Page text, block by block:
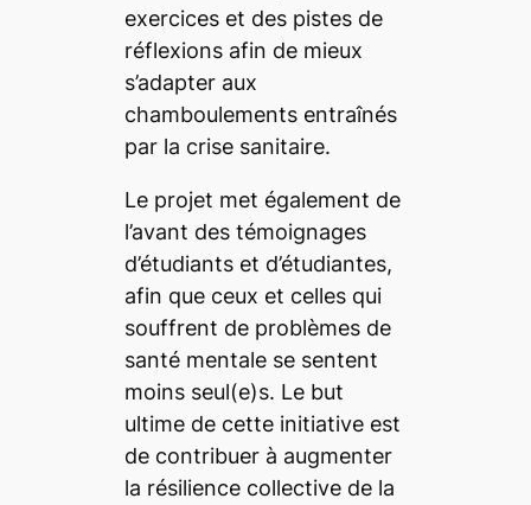
exercices et des pistes de
réflexions afin de mieux
s’adapter aux
chamboulements entraînés
par la crise sanitaire.
Le projet met également de
l’avant des témoignages
d’étudiants et d’étudiantes,
afin que ceux et celles qui
souffrent de problèmes de
santé mentale se sentent
moins seul(e)s. Le but
ultime de cette initiative est
de contribuer à augmenter
la résilience collective de la